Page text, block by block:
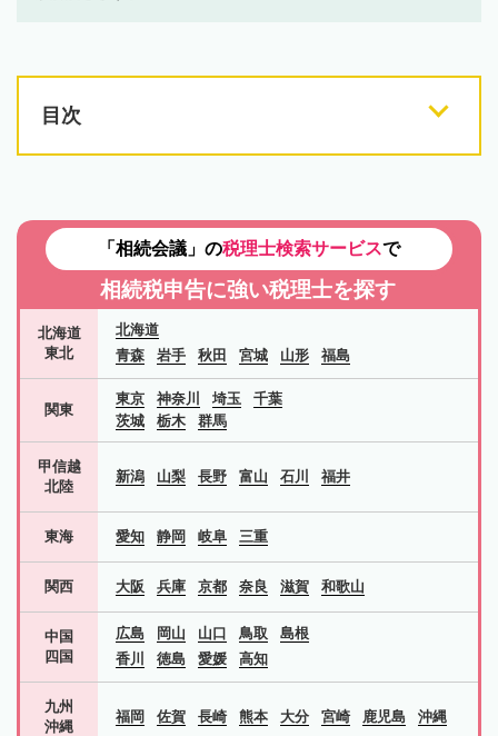
目次
「相続会議」の税理士検索サービスで
相続税申告に強い税理士を探す
北海道
東北
北海道
青森
岩手 秋田 宮城 山形 福島
関東
東京 神奈川 埼玉
千葉
茨城
栃木 群馬
甲信越
北陸
新潟 山梨 長野 富山 石川 福井
東海 愛知 静岡 岐阜 三重
関西 大阪 兵庫 京都 奈良 滋賀 和歌山
中国
四国
広島 岡山 山口 鳥取
島根
香川
徳島 愛媛 高知
九州
沖縄
福岡 佐賀 長崎 熊本 大分 宮崎 鹿児島 沖縄